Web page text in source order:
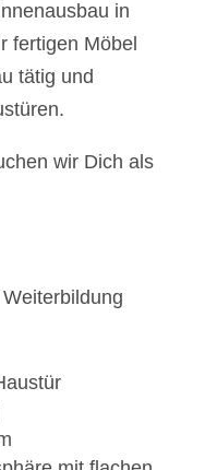
in
fertigen Möbel
tätig und
wir Dich als